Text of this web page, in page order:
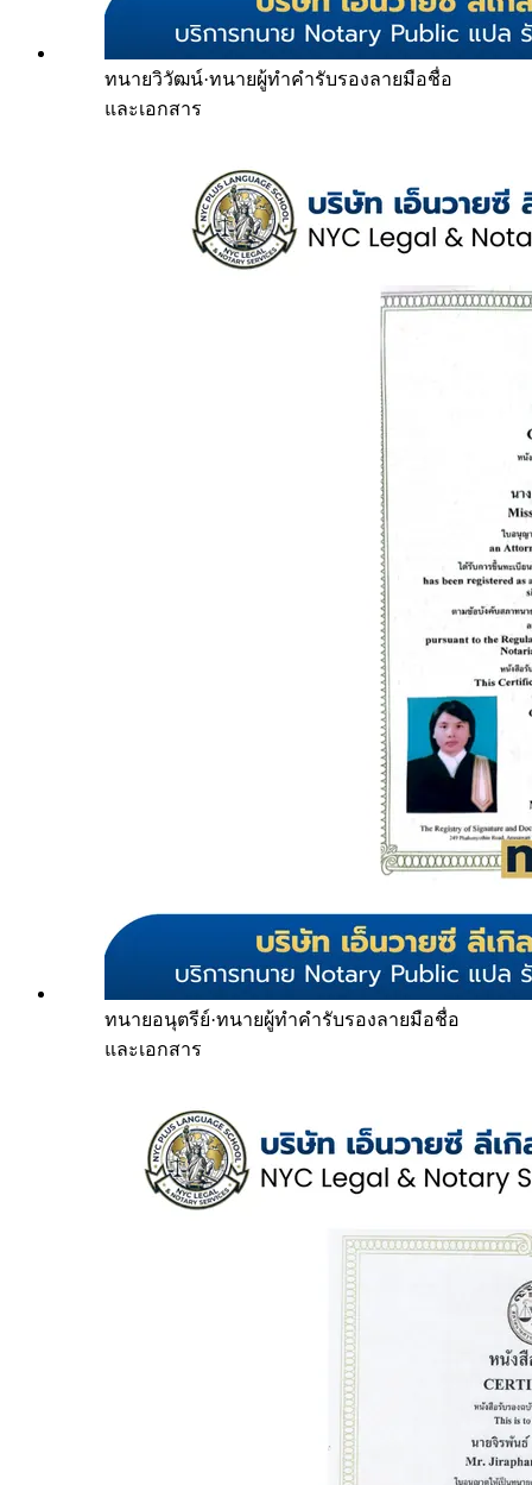
ทนายวิวัฒน์·ทนายผู้ทำคำรับรองลายมือชื่อ
และเอกสาร
ทนายอนุตรีย์·ทนายผู้ทำคำรับรองลายมือชื่อ
และเอกสาร